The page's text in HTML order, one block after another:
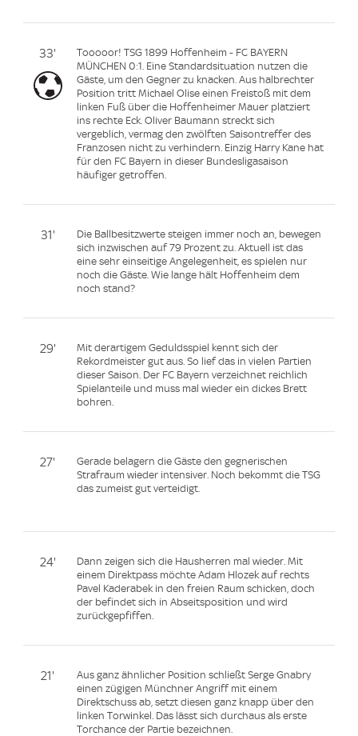
33'
Tooooor! TSG 1899 Hoffenheim - FC BAYERN
MÜNCHEN 0:1. Eine Standardsituation nutzen die
Gäste, um den Gegner zu knacken. Aus halbrechter
Position tritt Michael Olise einen Freistoß mit dem
linken Fuß über die Hoffenheimer Mauer platziert
ins rechte Eck. Oliver Baumann streckt sich
vergeblich, vermag den zwölften Saisontreffer des
Franzosen nicht zu verhindern. Einzig Harry Kane hat
für den FC Bayern in dieser Bundesligasaison
häufiger getroffen.
31'
Die Ballbesitzwerte steigen immer noch an, bewegen
sich inzwischen auf 79 Prozent zu. Aktuell ist das
eine sehr einseitige Angelegenheit, es spielen nur
noch die Gäste. Wie lange hält Hoffenheim dem
noch stand?
29'
Mit derartigem Geduldsspiel kennt sich der
Rekordmeister gut aus. So lief das in vielen Partien
dieser Saison. Der FC Bayern verzeichnet reichlich
Spielanteile und muss mal wieder ein dickes Brett
bohren.
27'
Gerade belagern die Gäste den gegnerischen
Strafraum wieder intensiver. Noch bekommt die TSG
das zumeist gut verteidigt.
24'
Dann zeigen sich die Hausherren mal wieder. Mit
einem Direktpass möchte Adam Hlozek auf rechts
Pavel Kaderabek in den freien Raum schicken, doch
der befindet sich in Abseitsposition und wird
zurückgepfiffen.
21'
Aus ganz ähnlicher Position schließt Serge Gnabry
einen zügigen Münchner Angriff mit einem
Direktschuss ab, setzt diesen ganz knapp über den
linken Torwinkel. Das lässt sich durchaus als erste
Torchance der Partie bezeichnen.